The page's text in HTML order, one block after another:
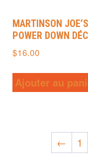
MARTINSON JOE’S
POWER DOWN
$16.00
Ajouter au
← 1